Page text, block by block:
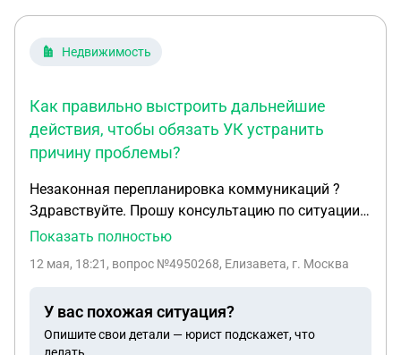
Недвижимость
Как правильно выстроить дальнейшие
действия, чтобы обязать УК устранить
причину проблемы?
Незаконная перепланировка коммуникаций ?
Здравствуйте. Прошу консультацию по ситуации с
моей управляющей компанией и оценку, как мне
квартиры в г Рязань. Квартира куплена в ипотеку
(ранее это было общежитие). У меня с УК
постоянный конфликт вокруг инженерных
Показать полностью
12 мая, 18:21 , вопрос №4950268, Елизавета, г. Москва
У вас похожая ситуация?
Опишите свои детали — юрист подскажет, что